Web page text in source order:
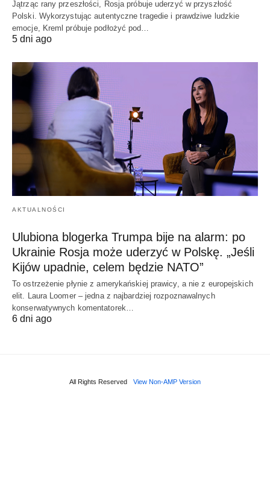
Jątrząc rany przeszłości, Rosja próbuje uderzyć w przyszłość
Polski. Wykorzystując autentyczne tragedie i prawdziwe ludzkie
emocje, Kreml próbuje podłożyć pod…
5 dni ago
AKTUALNOŚCI
Ulubiona blogerka Trumpa bije na alarm: po
Ukrainie Rosja może uderzyć w Polskę. „Jeśli
Kijów upadnie, celem będzie NATO”
To ostrzeżenie płynie z amerykańskiej prawicy, a nie z europejskich
elit. Laura Loomer – jedna z najbardziej rozpoznawalnych
konserwatywnych komentatorek…
6 dni ago
All Rights Reserved View Non-AMP Version